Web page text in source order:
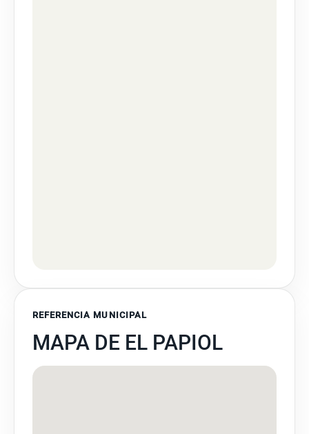
REFERENCIA MUNICIPAL
MAPA DE EL PAPIOL